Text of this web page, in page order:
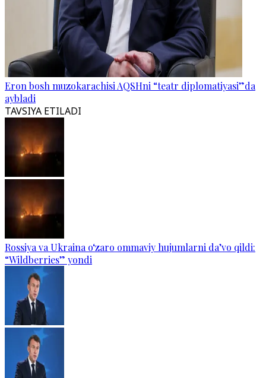
Eron bosh muzokarachisi AQSHni “teatr diplomatiyasi”da
aybladi
TAVSIYA ETILADI
Rossiya va Ukraina o‘zaro ommaviy hujumlarni da’vo qildi:
“Wildberries” yondi